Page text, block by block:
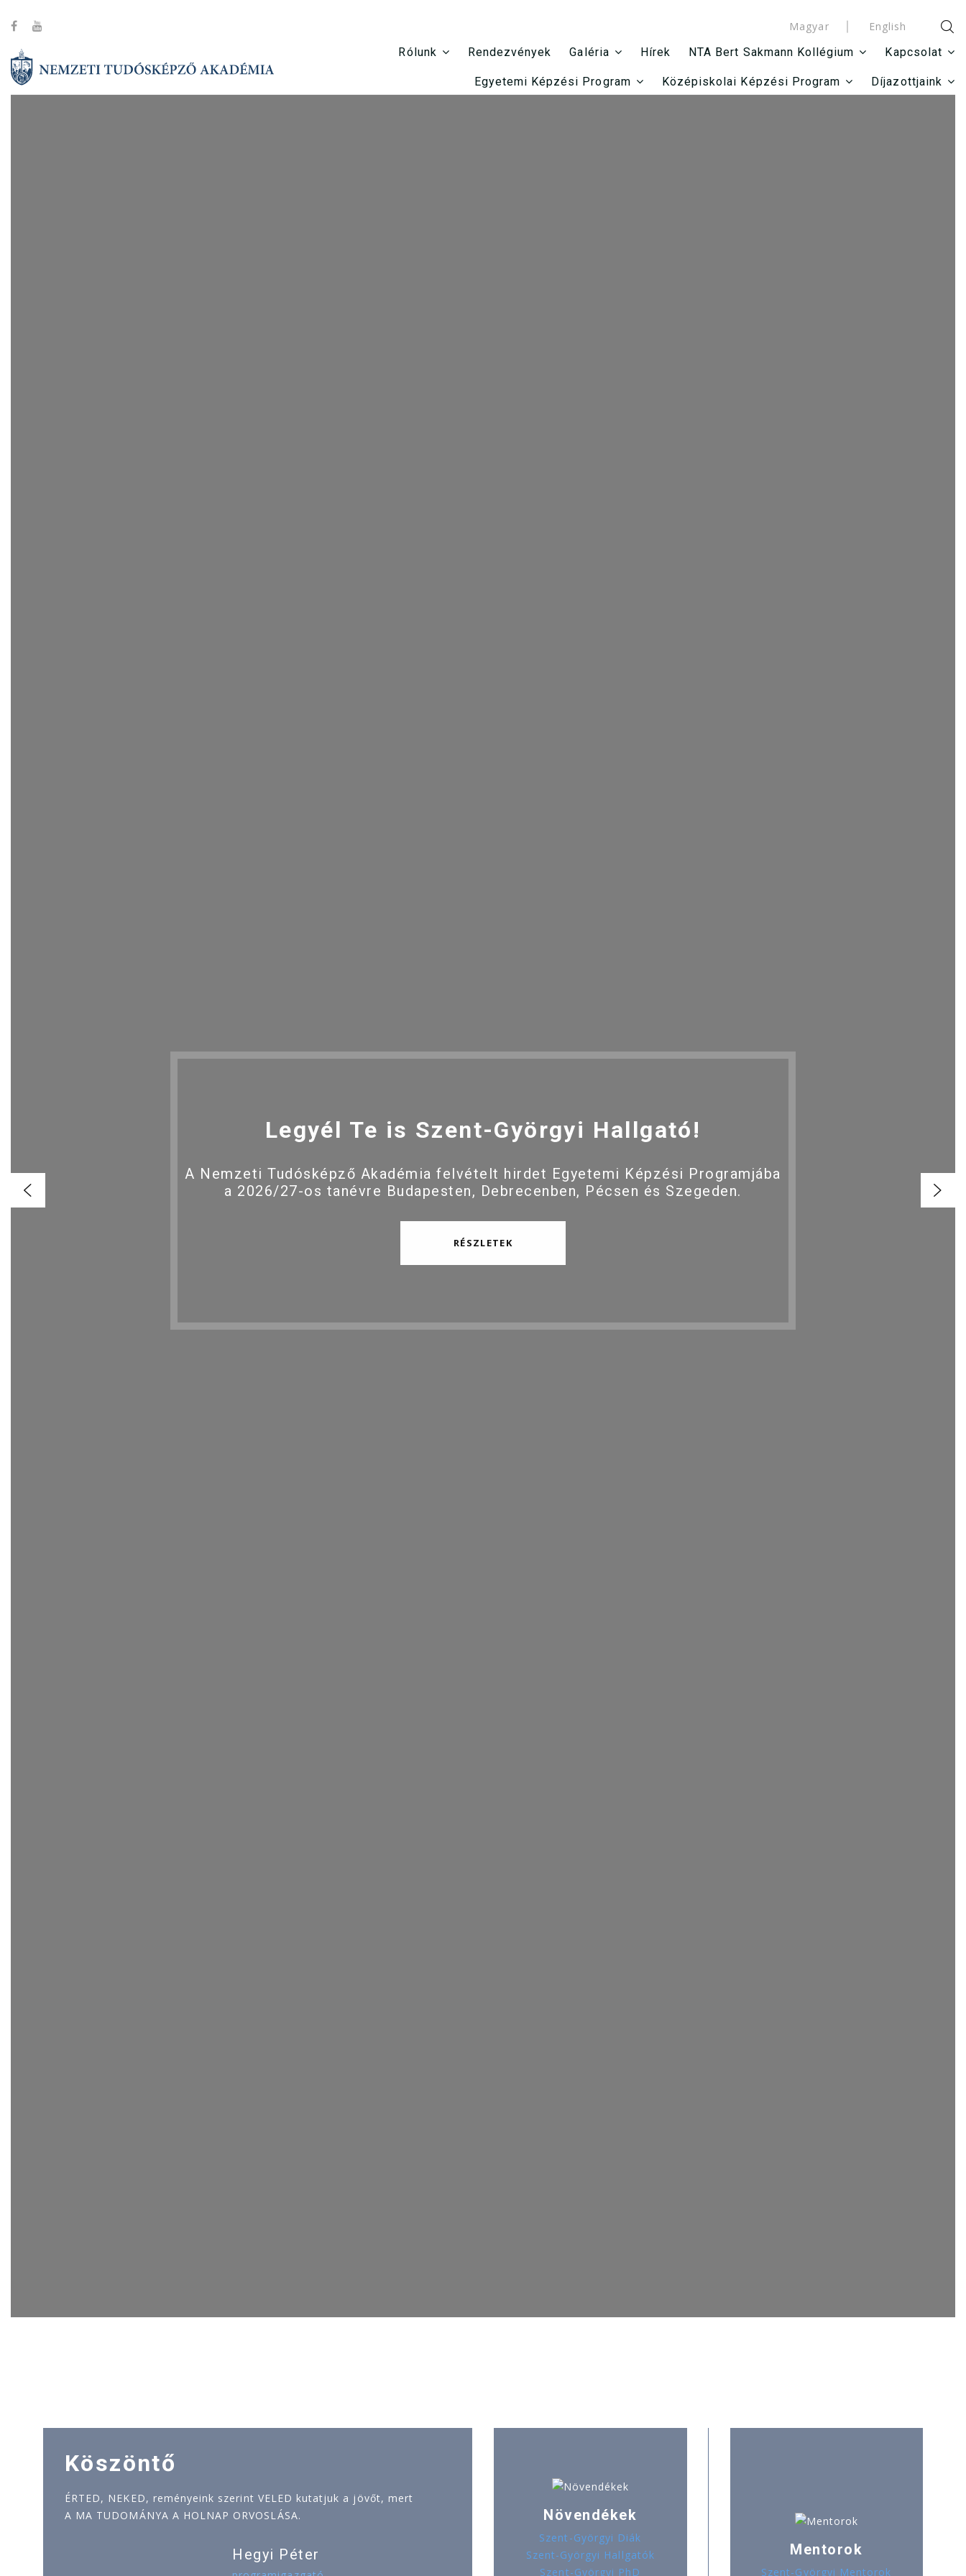
Magyar
English
Rólunk
Rendezvények Galéria Hírek NTA Bert Sakmann Kollégium Kapcsolat
Egyetemi Képzési Program Középiskolai Képzési Program Díjazottjaink
Legyél Te is Szent-Györgyi Hallgató!
A Nemzeti Tudósképző Akadémia felvételt hirdet Egyetemi Képzési Programjába
a 2026/27-os tanévre Budapesten, Debrecenben, Pécsen és Szegeden.
RÉSZLETEK
Köszöntő
ÉRTED, NEKED, reményeink szerint VELED kutatjuk a jövőt, mert
A MA TUDOMÁNYA A HOLNAP ORVOSLÁSA.
Hegyi Péter
Növendékek
Szent-Györgyi Diák
Szent-Györgyi Hallgatók
Szent-Györgyi PhD
Mentorok
Szent-Györgyi Mentorok